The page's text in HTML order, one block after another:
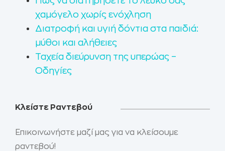
χαμόγελο χωρίς ενόχληση
Διατροφή και υγιή δόντια στα παιδιά:
μύθοι και αλήθειες
Ταχεία διεύρυνση της υπερώας –
Οδηγίες
Κλείστε Ραντεβού
Επικοινωνήστε μαζί μας για να κλείσουμε
ραντεβού!